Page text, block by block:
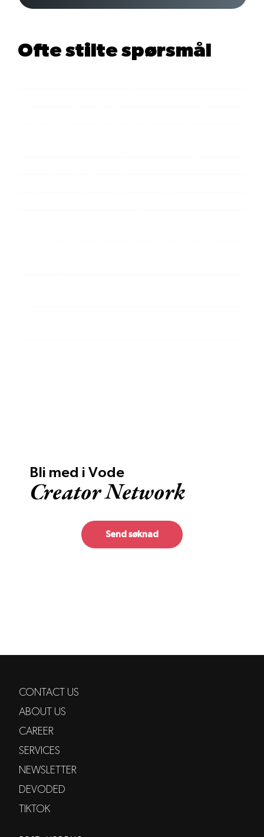
Ofte stilte spørsmål
Bli med i Vode
Creator Network
Send søknad
SERVICES
NEWSLETTER
DEVODED
CONTACT US
ABOUT US
CAREER
TIKTOK